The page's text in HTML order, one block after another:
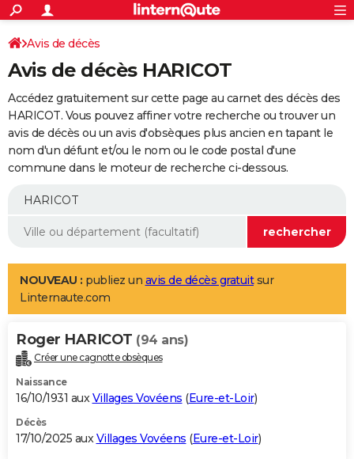
ACTUALITÉS
Politique
Société
Faits Divers
Education
Monde
Villes
+
SPORT
Coupe du monde 2026
Football
Tennis
Cyclisme
Rugby
Forum
Programme TV
TNT
Streaming
Cinéma
Sorties cinéma
Musique
+
FINANCE
Retraite
Epargne
Immobilier
Risques naturels par ville
Banque
Assurance
AUTO
Essais
Réserver un essai
Citadines
Berlines
SUV
Forum auto
+
Mobiles
Meilleur smartphone
Internet
Ordinateurs
Jeux vidéo
Guide high-tech
Aménagement intérieur
LIFESTYLE
Art de vivre
Bien-être
Loisirs
Mode
Modes de vie
Alimentation
Guide de la santé
Maladies
Médicaments
Sommeil
VOYAGE
Destinations
City break
Voyage nature
Voyage de noces
Forum
Climat
+PHOTO
GUIDES D'ACHAT
BONS PLANS
Avis de décès
Avis de décès HARICOT
Accédez gratuitement sur cette page au carnet des décès des
HARICOT. Vous pouvez affiner votre recherche ou trouver un
avis de décès ou un avis d'obsèques plus ancien en tapant le
nom d'un défunt et/ou le nom ou le code postal d'une
commune dans le moteur de recherche ci-dessous.
NOUVEAU : publiez un avis de décès gratuitsur
Linternaute.com
Roger HARICOT (94 ans)
Créer une cagnotte obsèques
Naissance
16/10/1931 auxVillages Vovéens (Eure-et-Loir)
Décès
17/10/2025 auxVillages Vovéens (Eure-et-Loir)